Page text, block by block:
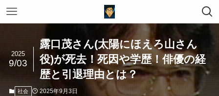
露口茂さん(太陽にほえろ山さん
役)が死去！死因や学歴！俳優の経
歴と引退理由とは？
2025
9/03
社会 2025年9月3日